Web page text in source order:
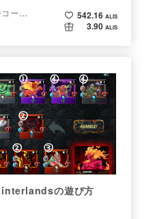
後藤寛@クリスペ招待コード→LHiH
542.16 ALIS
3.90 ALIS
の遊び方